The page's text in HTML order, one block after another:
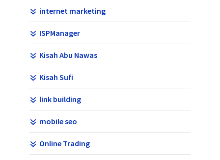
internet marketing
ISPManager
Kisah Abu Nawas
Kisah Sufi
link building
mobile seo
Online Trading